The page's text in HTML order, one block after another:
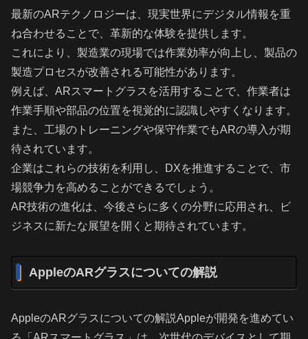
最新のARテクノロジーは、現実世界にデジタル情報を重
ね合わせることで、革新的な体験を提供します。
これにより、製造業の現場では作業効率が向上し、製品の
製造プロセスが改善される可能性があります。
例えば、ARスマートグラスを活用することで、作業者は
作業手順や部品の位置を視覚的に認識しやすくなります。
また、工場のトレーニングや保守作業でもARの導入が期
待されています。
企業はこれらの技術を利用し、DXを推進することで、市
場競争力を高めることができるでしょう。
AR技術の進化は、今後さらに多くの分野に応用され、ビ
ジネスに新たな展望を開くと期待されています。
AppleのARグラスについての解説
AppleのARグラスについての解説Appleが開発を進めてい